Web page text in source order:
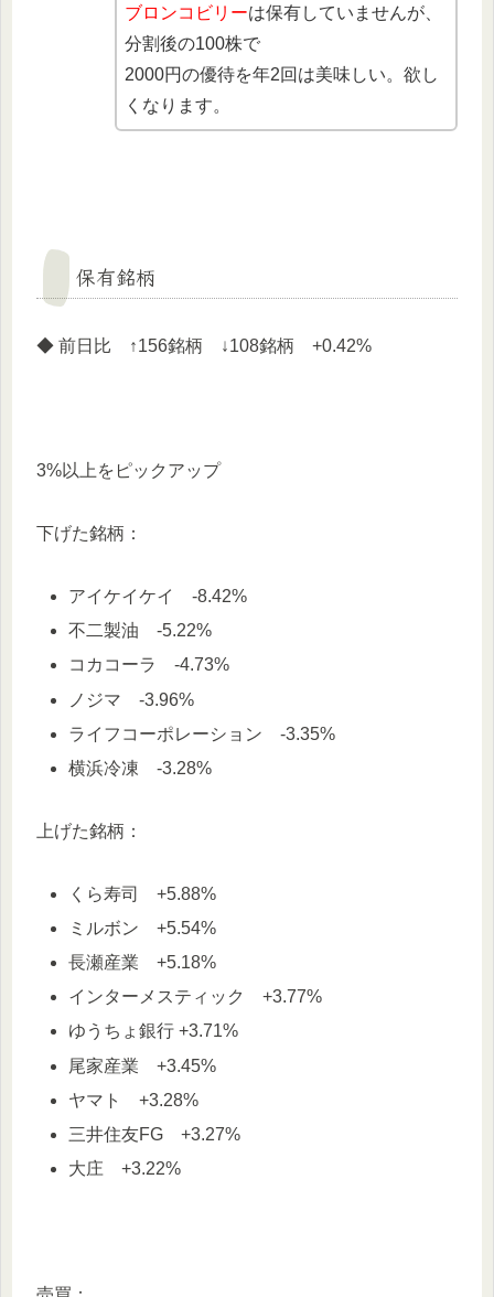
ブロンコビリーは保有していませんが、
分割後の100株で
2000円の優待を年2回は美味しい。欲し
くなります。
保有銘柄
◆ 前日比 ↑156銘柄 ↓108銘柄 +0.42%
3%以上をピックアップ
下げた銘柄：
アイケイケイ -8.42%
不二製油 -5.22%
コカコーラ -4.73%
ノジマ -3.96%
ライフコーポレーション -3.35%
横浜冷凍 -3.28%
上げた銘柄：
くら寿司 +5.88%
ミルボン +5.54%
長瀬産業 +5.18%
インターメスティック +3.77%
ゆうちょ銀行 +3.71%
尾家産業 +3.45%
ヤマト +3.28%
三井住友FG +3.27%
大庄 +3.22%